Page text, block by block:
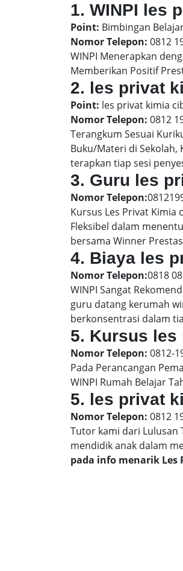
1. WINPI les
Point: Bimbingan
Nomor Telepon: 0812
WINPI Menerapkan
Memberikan Positif
2. les privat
Point: les privat kimia
Nomor Telepon: 0812
Terangkum Sesuai
Buku/Materi di
terapkan tiap sesi
3. Guru les
Nomor Telepon:
Kursus Les Privat Kimia
Fleksibel dalam
bersama Winner
4. Biaya les
Nomor Telepon:0818
WINPI Sangat
guru datang kerumah
berkonsentrasi dalam
5. Kursus
Nomor Telepon: 0812-
Pada Perancangan
WINPI Rumah Belajar
5. les privat
Nomor Telepon: 0812
Tutor kami dari Lulusan
mendidik anak dalam
pada info menarik Les